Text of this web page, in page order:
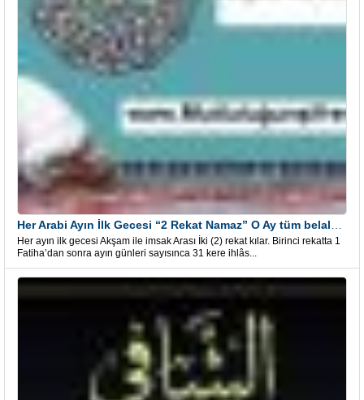
Her ayın ilk gecesi Akşam ile imsak Arası İki (2) rekat kılar. Birinci rekatta 1
Fatiha’dan sonra ayın günleri sayısınca 31 kere ihlâs...